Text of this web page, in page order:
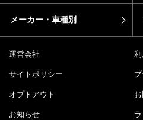
メーカー・車種別
運営会社
サイトポリシー
オプトアウト
お知らせ